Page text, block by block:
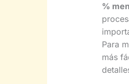
%
Para
más